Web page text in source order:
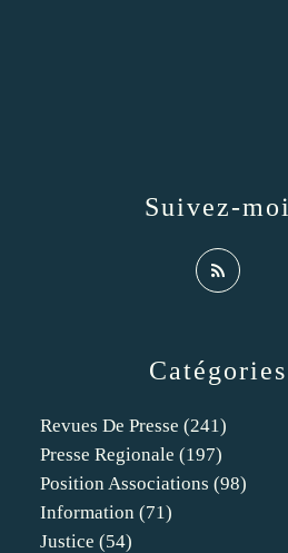
Catégories
Revues De Presse (241)
Presse Regionale (197)
Position Associations (98)
Information (71)
Justice (54)
Suivez-moi